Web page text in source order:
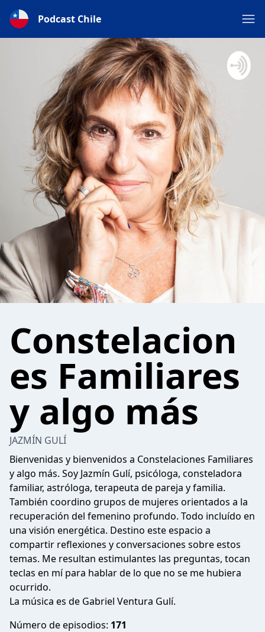
Podcast Chile
Constelacion
es Familiares
y algo más
JAZMÍN GULÍ
Bienvenidas y bienvenidos a Constelaciones Familiares
y algo más. Soy Jazmín Gulí, psicóloga, consteladora
familiar, astróloga, terapeuta de pareja y familia.
También coordino grupos de mujeres orientados a la
recuperación del femenino profundo. Todo incluído en
una visión energética. Destino este espacio a
compartir reflexiones y conversaciones sobre estos
temas. Me resultan estimulantes las preguntas, tocan
teclas en mí para hablar de lo que no se me hubiera
ocurrido.
La música es de Gabriel Ventura Gulí.
Número de episodios: 171